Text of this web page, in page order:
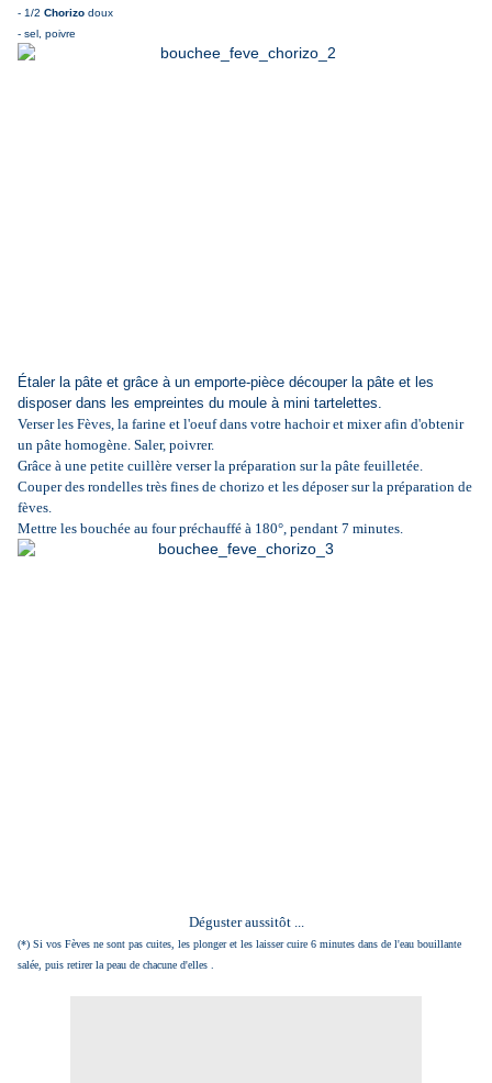
- 1/2 Chorizo doux
- sel, poivre
Étaler la pâte et grâce à un emporte-pièce découper la pâte et les
disposer dans les empreintes du moule à mini tartelettes.
Verser les Fèves, la farine et l'oeuf dans votre hachoir et mixer afin d'obtenir
un pâte homogène. Saler, poivrer.
Grâce à une petite cuillère verser la préparation sur la pâte feuilletée.
Couper des rondelles très fines de chorizo et les déposer sur la préparation de
fèves.
Mettre les bouchée au four préchauffé à 180°, pendant 7 minutes.
Déguster aussitôt ...
(*) Si vos Fèves ne sont pas cuites, les plonger et les laisser cuire 6 minutes dans de l'eau bouillante
salée, puis retirer la peau de chacune d'elles .